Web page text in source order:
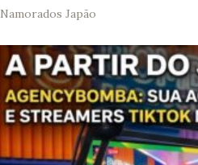
Namorados Japão